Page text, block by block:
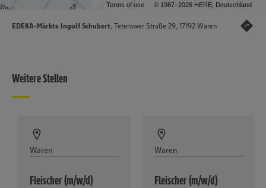
Terms of use © 1987–2026 HERE, Deutschland
EDEKA-Märkte Ingolf Schubert , Teterower Straße 29, 17192 Waren
Weitere Stellen
Waren
Fleischer (m/w/d)
Waren
Fleischer (m/w/d)